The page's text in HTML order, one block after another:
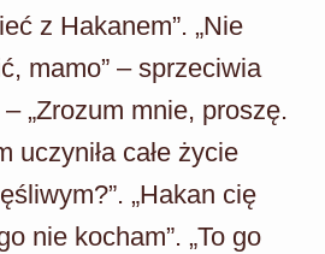
z Hakanem”. „Nie
mamo” – sprzeciwia
„Zrozum mnie, proszę.
uczyniła całe życie
„Hakan cię
nie kocham”. „To go